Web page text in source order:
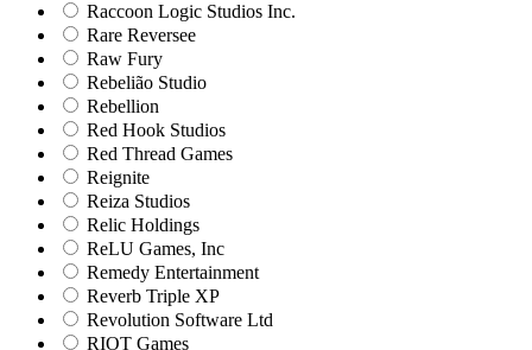
Raccoon Logic Studios Inc.
Rare Reversee
Raw Fury
Rebelião Studio
Rebellion
Red Hook Studios
Red Thread Games
Reignite
Reiza Studios
Relic Holdings
ReLU Games, Inc
Remedy Entertainment
Reverb Triple XP
Revolution Software Ltd
RIOT Games